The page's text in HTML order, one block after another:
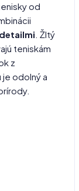
od
. Žltý
teniskám
z
odolný a